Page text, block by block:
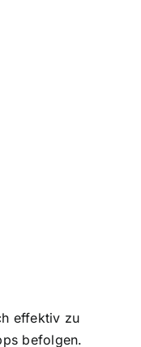
effektiv zu
befolgen.